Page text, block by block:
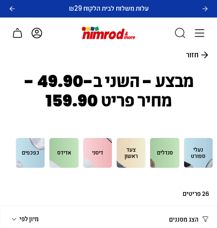
לתוכן
עלות משלוח לבית הלקוח ₪29
חשבון
חזור
מבצע - השני ב-49.90 -
מחיר פריט 159.90
נעלי
ספורט
סנדלים
צעד
ראשון
דיסני אדידס כפכפים
26 פריטים
הצג מסננים
לפימיון לפי